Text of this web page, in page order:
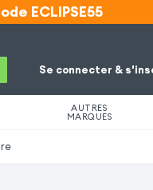
ECLIPSE55
ECLIPSE55
Se connecter &
AUTRES
MARQUES